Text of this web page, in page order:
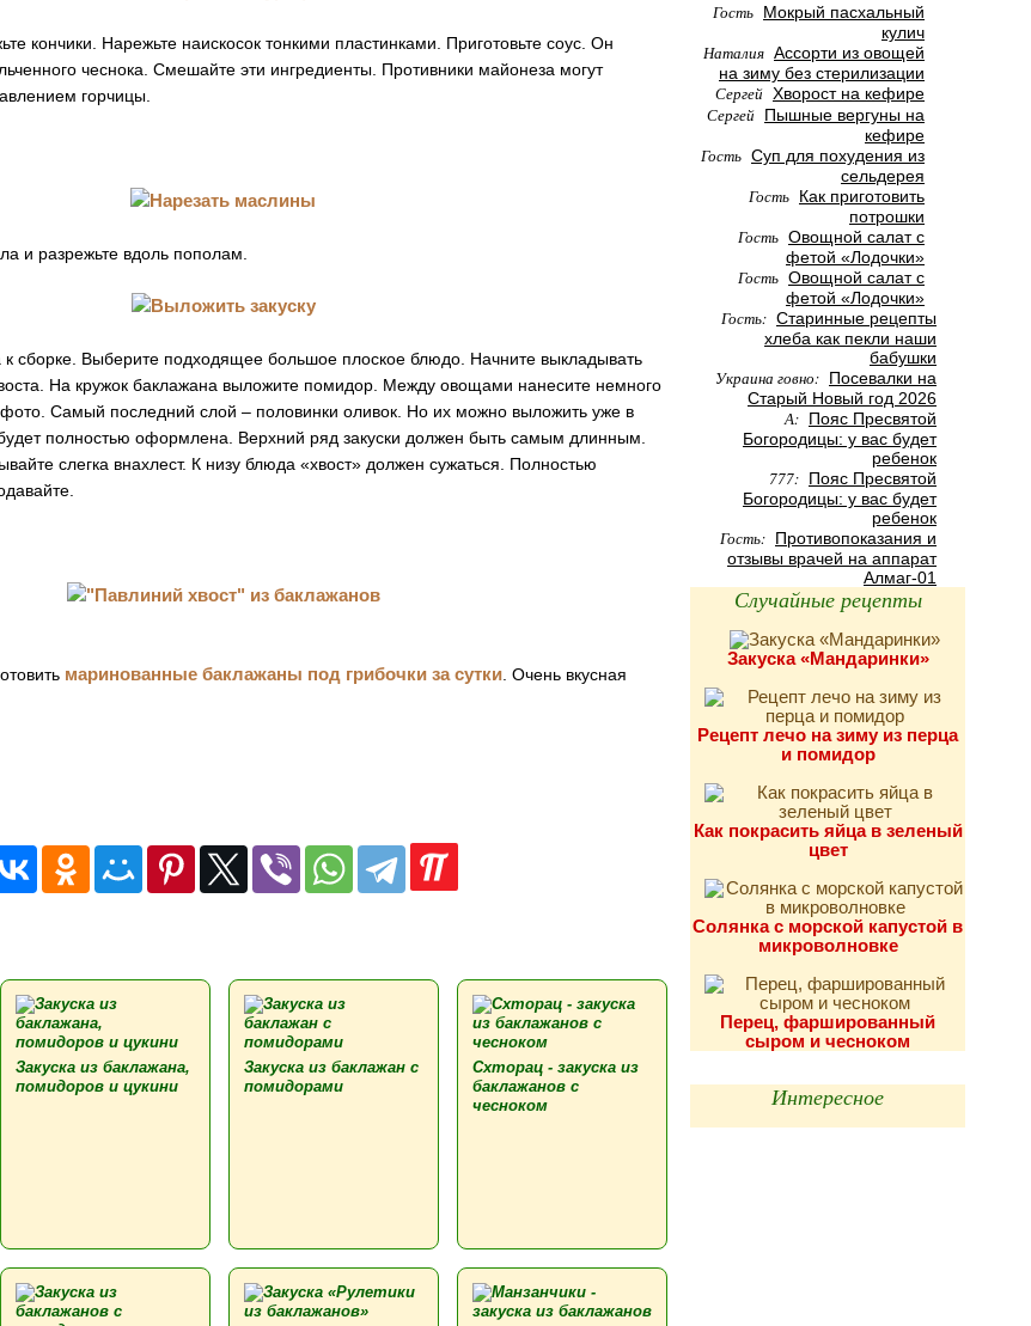
кончики. Нарежьте наискосок тонкими пластинками. Приготовьте соус. Он
чеснока. Смешайте эти ингредиенты. Противники майонеза могут
горчицы.
и разрежьте вдоль пополам.
к сборке. Выберите подходящее большое плоское блюдо. Начните выкладывать
На кружок баклажана выложите помидор. Между овощами нанесите немного
фото. Самый последний слой – половинки оливок. Но их можно выложить уже в
полностью оформлена. Верхний ряд закуски должен быть самым длинным.
слегка внахлест. К низу блюда «хвост» должен сужаться. Полностью
маринованные баклажаны под грибочки за сутки . Очень вкусная
Закуска из баклажана,
помидоров и цукини
Закуска из баклажан с
помидорами
Схторац - закуска из
баклажанов с
чесноком
Гость Мокрый пасхальный
кулич
Наталия Ассорти из овощей
на зиму без стерилизации
Сергей Хворост на кефире
Сергей Пышные вергуны на
кефире
Гость Суп для похудения из
сельдерея
Гость Как приготовить
потрошки
Гость Овощной салат с
фетой «Лодочки»
Гость Овощной салат с
фетой «Лодочки»
Гость: Старинные рецепты
хлеба как пекли наши
бабушки
Украина говно: Посевалки на
Старый Новый год 2026
А: Пояс Пресвятой
Богородицы: у вас будет
ребенок
777: Пояс Пресвятой
Богородицы: у вас будет
ребенок
Гость: Противопоказания и
отзывы врачей на аппарат
Алмаг-01
Случайные рецепты
Закуска «Мандаринки»
Рецепт лечо на зиму из перца
и помидор
Как покрасить яйца в зеленый
цвет
Солянка с морской капустой в
микроволновке
Перец, фаршированный
сыром и чесноком
Интересное